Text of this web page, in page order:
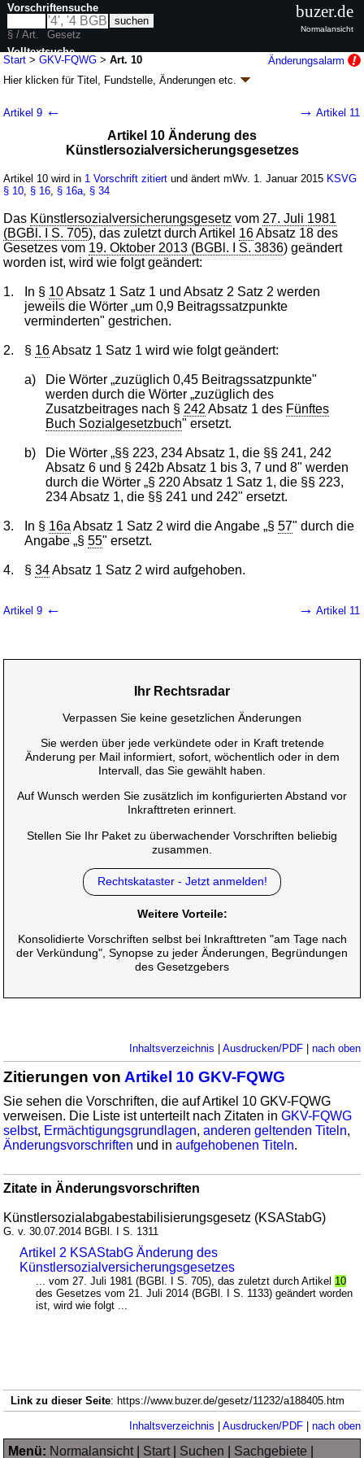
Start >GKV-FQWG >Art. 10
Änderungsalarm
Hier klicken fürTitel, Fundstelle, Änderungen etc.
Weiterentwicklungsgesetz (GKV-FQWG)
G. v. 21.07.2014 BGBl. I S. 1133( Nr. 33); zuletzt geändert durch
G. v. 16.07.2015BGBl. I S. 1211
28 Änderungen | Drucksachen / Entwurf / Begründung |
wird in 24 Vorschriften zitiert
Artikel 9 ← → Artikel 11
Artikel 10 Änderung des
Künstlersozialversicherungsgesetzes
Artikel 10 wird in 1 Vorschrift zitiert und ändert mWv. 1. Januar 2015 KSVG
§ 10 § 16 § 16a § 34
Das Künstlersozialversicherungsgesetz vom 27. Juli 1981
(BGBl. I S. 705), das zuletzt durch Artikel 16Absatz 18 des
Gesetzes vom 19. Oktober 2013 (BGBl. I S. 3836) geändert
worden ist, wird wie folgt geändert:
1. In § 10Absatz 1 Satz 1 und Absatz 2 Satz 2 werden
jeweils die Wörter „um 0,9 Beitragssatzpunkte
verminderten" gestrichen.
2. § 16Absatz 1 Satz 1 wird wie folgt geändert:
a)
Die Wörter „zuzüglich 0,45 Beitragssatzpunkte"
werden durch die Wörter „zuzüglich des
Zusatzbeitrages nach § 242 Absatz 1 des Fünftes
Buch Sozialgesetzbuch" ersetzt.
b)
Die Wörter „§§ 223, 234 Absatz 1, die §§ 241, 242
Absatz 6 und § 242b Absatz 1 bis 3, 7 und 8" werden
durch die Wörter „§ 220 Absatz 1 Satz 1, die §§ 223,
234 Absatz 1, die §§ 241 und 242" ersetzt.
3. In § 16a Absatz 1 Satz 2 wird die Angabe „§57" durch die
Angabe „§55" ersetzt.
4. §34Absatz 1 Satz 2 wird aufgehoben.
Artikel 9 ← → Artikel 11
Ihr Rechtsradar
Verpassen Sie keine gesetzlichen Änderungen
Sie werden über jede verkündete oder in Kraft tretende
Änderung per Mail informiert, sofort, wöchentlich oder in dem
Intervall, das Sie gewählt haben.
Auf Wunsch werden Sie zusätzlich im konfigurierten Abstand vor
Inkrafttreten erinnert.
Stellen Sie Ihr Paket zu überwachender Vorschriften beliebig
zusammen.
Rechtskataster - Jetzt anmelden!
Weitere Vorteile:
Konsolidierte Vorschriften selbst bei Inkrafttreten "am Tage nach
der Verkündung", Synopse zu jeder Änderungen, Begründungen
des Gesetzgebers
Inhaltsverzeichnis Ausdrucken/PDF| nach oben
Zitierungen von Artikel 10 GKV-FQWG
Sie sehen die Vorschriften, die auf Artikel 10 GKV-FQWG
verweisen. Die Liste ist unterteilt nach Zitaten inGKV-FQWG
selbst, Ermächtigungsgrundlagen,anderen geltenden Titeln,
Änderungsvorschriften und inaufgehobenen Titeln.
Zitate in Änderungsvorschriften
Künstlersozialabgabestabilisierungsgesetz (KSAStabG)
G. v. 30.07.2014 BGBl. I S. 1311
Artikel 2 KSAStabG Änderung des
Künstlersozialversicherungsgesetzes
... vom 27. Juli 1981 (BGBl. I S. 705), das zuletzt durch Artikel 10
des Gesetzes vom 21. Juli 2014 (BGBl. I S. 1133) geändert worden
ist, wird wie folgt ...
Vorschriftensuche
§ / Art.
Gesetz
Volltextsuche
nur in GKV-FQWG
buzer.de
Normalansicht
Link zu dieser Seite: https://www.buzer.de/gesetz/11232/a188405.htm
Inhaltsverzeichnis Ausdrucken/PDF| nach oben
Menü: Normalansicht| Start| Suchen Sachgebiete